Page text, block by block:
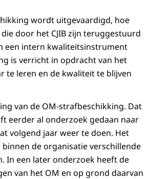
wordt uitgevaardigd, hoe
door het CJIB zijn teruggestuurd
een intern kwaliteitsinstrument
is verricht in opdracht van het
te leren en de kwaliteit te blijven
van de OM-strafbeschikking. Dat
eerder al onderzoek gedaan naar
volgend jaar weer te doen. Het
de organisatie verschillende
In een later onderzoek heeft de
van het OM en op grond daarvan